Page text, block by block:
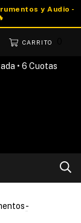
CARRITO
• 6 Cuotas
-